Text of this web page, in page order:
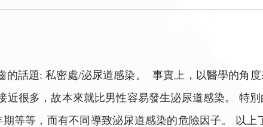
話題: 私密處/泌尿道感染。 事實上，以醫學的角
很多，故本來就比男性容易發生泌尿道感染。 特
等等，而有不同導致泌尿道感染的危險因子。 以上